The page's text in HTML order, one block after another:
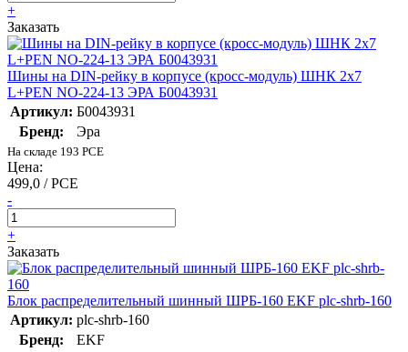
+
Заказать
Шины на DIN-рейку в корпусе (кросс-модуль) ШНК 2х7
L+PEN NO-224-13 ЭРА Б0043931
Артикул: Б0043931
Бренд:
Эра
На складе 193 PCE
Цена:
499,0 / PCE
-
+
Заказать
Блок распределительный шинный ШРБ-160 EKF plc-shrb-160
Артикул: plc-shrb-160
Бренд:
EKF